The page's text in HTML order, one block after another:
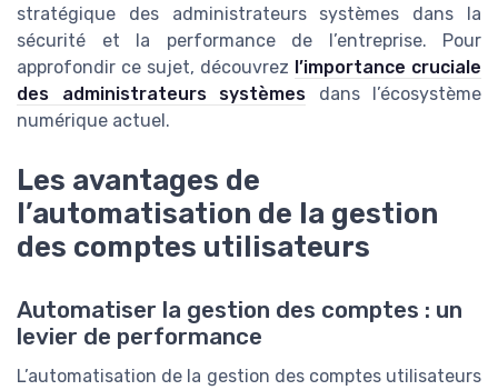
stratégique des administrateurs systèmes dans la
sécurité et la performance de l’entreprise. Pour
approfondir ce sujet, découvrez l’importance cruciale
des administrateurs systèmes dans l’écosystème
numérique actuel.
Les avantages de
l’automatisation de la gestion
des comptes utilisateurs
Automatiser la gestion des comptes : un
levier de performance
L’automatisation de la gestion des comptes utilisateurs